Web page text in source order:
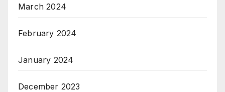
March 2024
February 2024
January 2024
December 2023